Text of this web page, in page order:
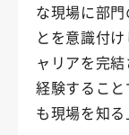
な現場に部
とを意識付
ャリアを完
経験するこ
も現場を知る